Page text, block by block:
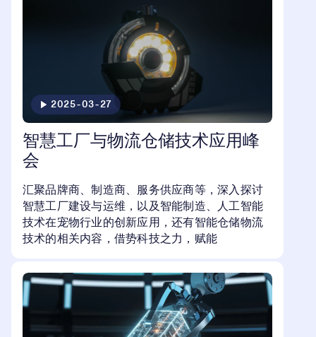
智慧工厂与物流仓储技术应用峰
会
汇聚品牌商、制造商、服务供应商等，深入探讨
智慧工厂建设与运维，以及智能制造、人工智能
技术在宠物行业的创新应用，还有智能仓储物流
技术的相关内容，借势科技之力，赋能
2025-03-27